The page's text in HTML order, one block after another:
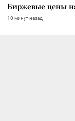
Биржевые цены
10 минут назад